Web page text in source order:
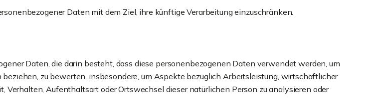
Daten mit dem Ziel, ihre künftige Verarbeitung einzuschränken.
Daten, die darin besteht, dass diese personenbezogenen Daten verwendet werden, um
zu bewerten, insbesondere, um Aspekte bezüglich Arbeitsleistung, wirtschaftlicher
Verhalten, Aufenthaltsort oder Ortswechsel dieser natürlichen Person zu analysieren oder